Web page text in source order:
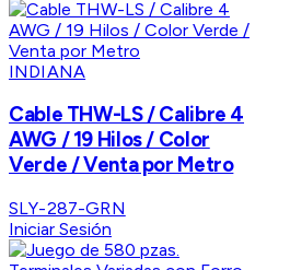
INDIANA
Cable THW-LS / Calibre 4
AWG / 19 Hilos / Color
Verde / Venta por Metro
SLY-287-GRN
Iniciar Sesión